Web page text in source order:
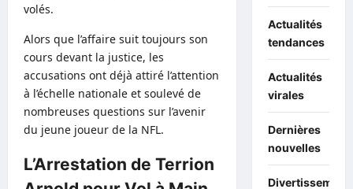
volés.
Alors que l’affaire suit toujours son
cours devant la justice, les
accusations ont déjà attiré l’attention
à l’échelle nationale et soulevé de
nombreuses questions sur l’avenir
du jeune joueur de la NFL.
L’Arrestation de Terrion
Actualités
tendances
Actualités
virales
Dernières
nouvelles
Divertissement